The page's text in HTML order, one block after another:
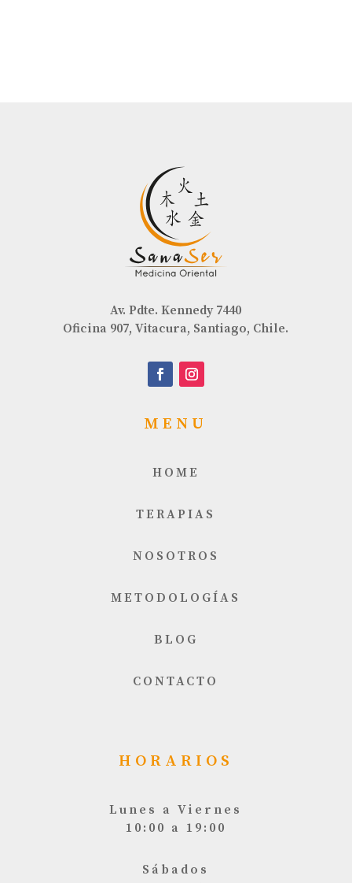
Av. Pdte. Kennedy 7440
Oficina 907, Vitacura, Santiago, Chile.
MENU
HOME
TERAPIAS
NOSOTROS
METODOLOGÍAS
BLOG
CONTACTO
HORARIOS
Lunes a Viernes
10:00 a 19:00
Sábados